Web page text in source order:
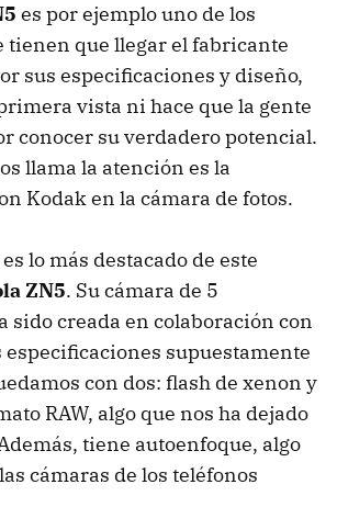
es por ejemplo uno de los
tienen que llegar el fabricante
sus especificaciones y diseño,
vista ni hace que la gente
conocer su verdadero potencial.
llama la atención es la
Kodak en la cámara de fotos.
lo más destacado de este
ZN5. Su cámara de 5
sido creada en colaboración con
especificaciones supuestamente
con dos: flash de xenon y
RAW, algo que nos ha dejado
tiene autoenfoque, algo
cámaras de los teléfonos